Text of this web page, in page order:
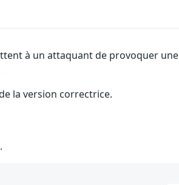
à un attaquant de provoquer une
la version correctrice.